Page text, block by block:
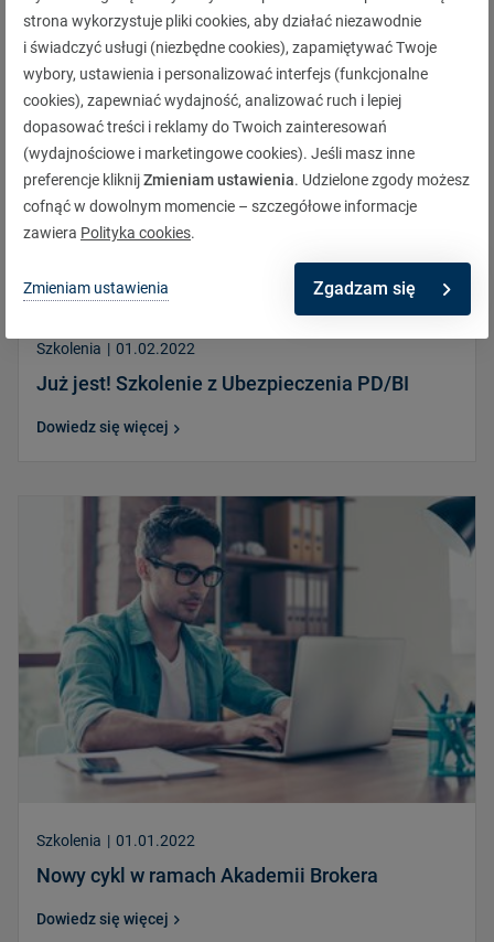
Szkolenia | 01.02.2022
Już jest! Szkolenie z Ubezpieczenia PD/BI
Dowiedz się więcej
Szkolenia | 01.01.2022
Nowy cykl w ramach Akademii Brokera
Dowiedz się więcej
strona wykorzystuje pliki cookies, aby działać niezawodnie
i świadczyć usługi (niezbędne cookies), zapamiętywać Twoje
wybory, ustawienia i personalizować interfejs (funkcjonalne
cookies), zapewniać wydajność, analizować ruch i lepiej
dopasować treści i reklamy do Twoich zainteresowań
(wydajnościowe i marketingowe cookies). Jeśli masz inne
preferencje kliknijZmieniam ustawienia. Udzielone zgody możesz
cofnąć w dowolnym momencie – szczegółowe informacje
zawiera Polityka cookies.
Zmieniam ustawienia Zgadzam się